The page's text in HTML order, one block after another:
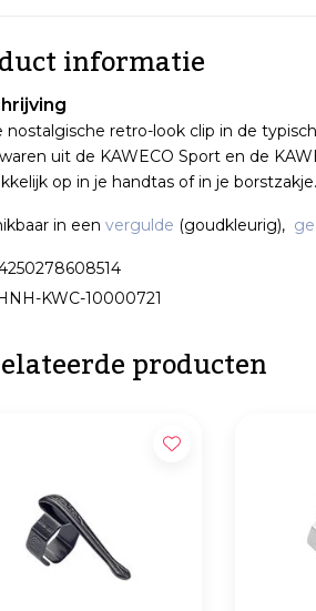
informatie
nostalgische retro-look clip in de
uit de KAWECO Sport en de
op in je handtas of in je borstzakje.
in een vergulde (goudkleurig),
KWC-10000721
producten